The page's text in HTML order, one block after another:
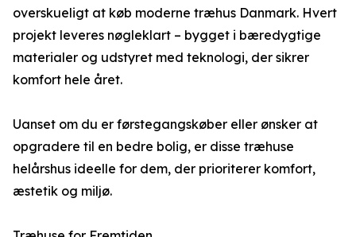
overskueligt at køb moderne træhus Danmark. Hvert
projekt leveres nøgleklart – bygget i bæredygtige
materialer og udstyret med teknologi, der sikrer
komfort hele året.
Uanset om du er førstegangskøber eller ønsker at
opgradere til en bedre bolig, er disse træhuse
helårshus ideelle for dem, der prioriterer komfort,
æstetik og miljø.